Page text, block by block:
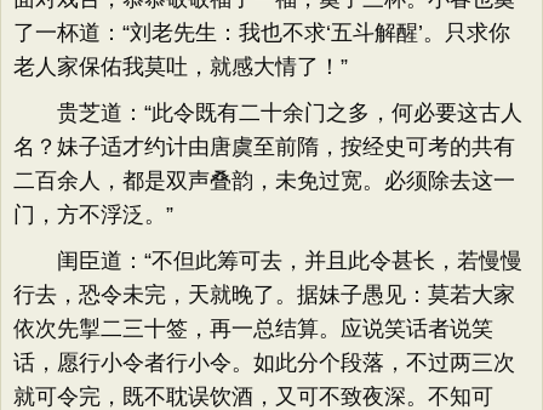
了一杯道：“刘老先生：我也不求‘五斗解醒’。只求你
老人家保佑我莫吐，就感大情了！”
贵芝道：“此令既有二十余门之多，何必要这古人
名？妹子适才约计由唐虞至前隋，按经史可考的共有
二百余人，都是双声叠韵，未免过宽。必须除去这一
门，方不浮泛。”
闺臣道：“不但此筹可去，并且此令甚长，若慢慢
行去，恐令未完，天就晚了。据妹子愚见：莫若大家
依次先掣二三十签，再一总结算。应说笑话者说笑
话，愿行小令者行小令。如此分个段落，不过两三次
就可令完，既不耽误饮酒，又可不致夜深。不知可